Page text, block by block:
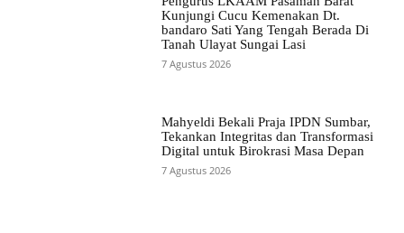
Kunjungi Cucu Kemenakan Dt.
bandaro Sati Yang Tengah Berada Di
Tanah Ulayat Sungai Lasi
7 Agustus 2026
Mahyeldi Bekali Praja IPDN Sumbar,
Tekankan Integritas dan Transformasi
Digital untuk Birokrasi Masa Depan
7 Agustus 2026